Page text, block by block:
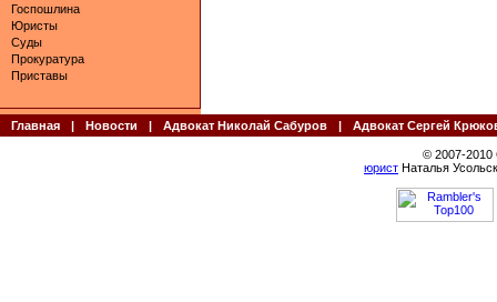
Госпошлина
Юристы
Суды
Прокуратура
Приставы
Главная | Новости | Адвокат Николай Сабуров | Адвокат Сергей
© 2007-
юрист Наталья